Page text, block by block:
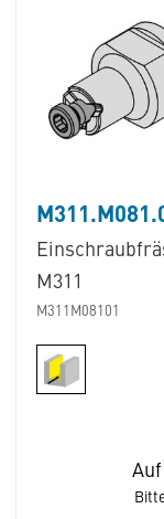
M311
M311M08101